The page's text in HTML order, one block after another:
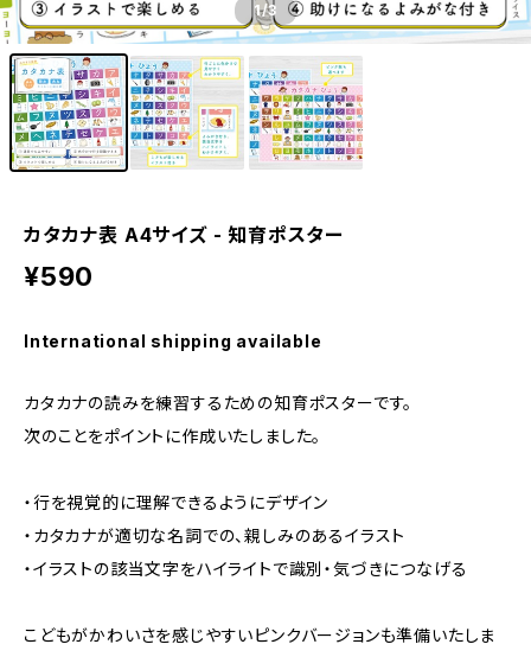
1/3
カタカナ表 A4サイズ - 知育ポスター
¥590
International shipping available
カタカナの読みを練習するための知育ポスターです。
次のことをポイントに作成いたしました。
・行を視覚的に理解できるようにデザイン
・カタカナが適切な名詞での、親しみのあるイラスト
・イラストの該当文字をハイライトで識別・気づきにつなげる
こどもがかわいさを感じやすいピンクバージョンも準備いたしま